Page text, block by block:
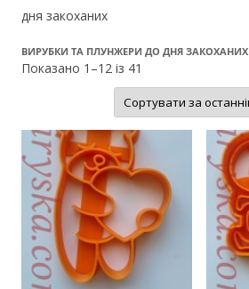
дня закоханих
ВИРУБКИ ТА ПЛУНЖЕРИ ДО ДНЯ ЗАКОХАНИХ
Показано 1–12 із 41
останнім